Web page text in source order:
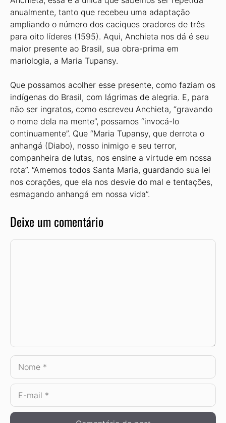
anualmente, tanto que recebeu uma adaptação
ampliando o número dos caciques oradores de três
para oito líderes (1595). Aqui, Anchieta nos dá é seu
maior presente ao Brasil, sua obra-prima em
mariologia, a Maria Tupansy.
Que possamos acolher esse presente, como faziam os
indígenas do Brasil, com lágrimas de alegria. E, para
não ser ingratos, como escreveu Anchieta, “gravando
o nome dela na mente”, possamos “invocá-lo
continuamente”. Que “Maria Tupansy, que derrota o
anhangá (Diabo), nosso inimigo e seu terror,
companheira de lutas, nos ensine a virtude em nossa
rota”. “Amemos todos Santa Maria, guardando sua lei
nos corações, que ela nos desvie do mal e tentações,
esmagando anhangá em nossa vida”.
Deixe um comentário
Comentário
Nome
E-
mail